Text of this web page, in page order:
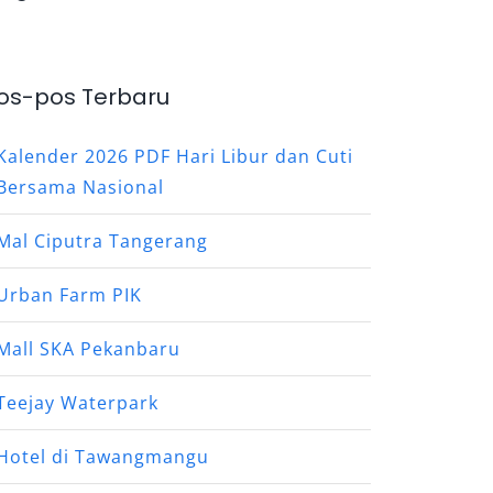
pos Terbaru
2026 PDF Hari Libur dan Cuti
Nasional
Ciputra Tangerang
Farm PIK
SKA Pekanbaru
Waterpark
di Tawangmangu